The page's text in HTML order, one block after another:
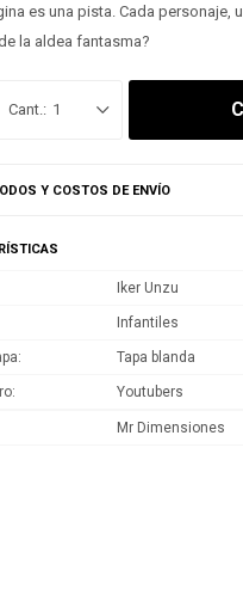
es una pista. Cada personaje,
la aldea fantasma?
1
Y COSTOS DE ENVÍO
Iker Unzu
Infantiles
Tapa blanda
Youtubers
Mr Dimensiones